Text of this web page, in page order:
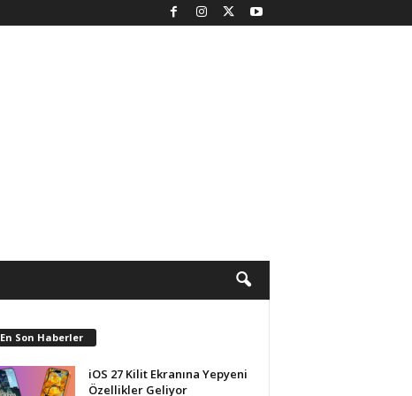
En Son Haberler
iOS 27 Kilit Ekranına Yepyeni
Özellikler Geliyor